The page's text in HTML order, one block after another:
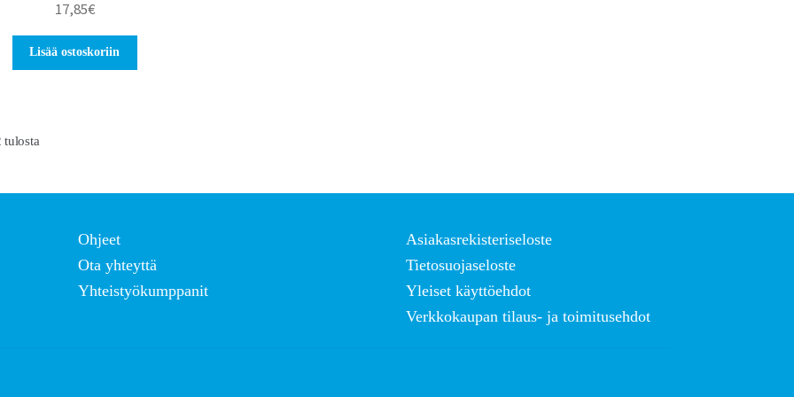
17,85€
Lisää ostoskoriin
tulosta
Ohjeet
Ota yhteyttä
Yhteistyökumppanit
Asiakasrekisteriseloste
Tietosuojaseloste
Yleiset käyttöehdot
Verkkokaupan tilaus- ja toimitusehdot